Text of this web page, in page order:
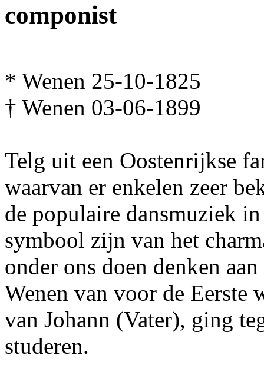
componist
* Wenen 25-10-1825
† Wenen 03-06-1899
Telg uit een Oostenrijkse
waarvan er enkelen zeer
de populaire dansmuziek
symbool zijn van het
onder ons doen denken
Wenen van voor de Eerste
van Johann (Vater), ging
studeren.